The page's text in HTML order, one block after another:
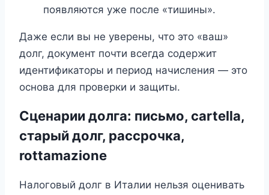
появляются уже после «тишины».
Даже если вы не уверены, что это «ваш»
долг, документ почти всегда содержит
идентификаторы и период начисления — это
основа для проверки и защиты.
Сценарии долга: письмо, cartella,
старый долг, рассрочка,
rottamazione
Налоговый долг в Италии нельзя оценивать